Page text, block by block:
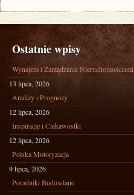
Ostatnie wpisy
Wynajem i Zarządzanie Nieruchomościami
13 lipca, 2026
Analizy i Prognozy
12 lipca, 2026
Inspiracje i Ciekawostki
12 lipca, 2026
Polska Motoryzacja
9 lipca, 2026
Poradniki Budowlane